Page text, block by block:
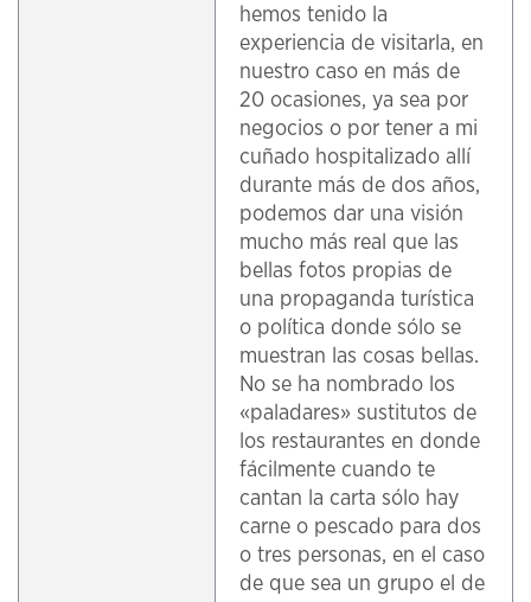
hemos tenido la
experiencia de visitarla, en
nuestro caso en más de
20 ocasiones, ya sea por
negocios o por tener a mi
cuñado hospitalizado allí
durante más de dos años,
podemos dar una visión
mucho más real que las
bellas fotos propias de
una propaganda turística
o política donde sólo se
muestran las cosas bellas.
No se ha nombrado los
«paladares» sustitutos de
los restaurantes en donde
fácilmente cuando te
cantan la carta sólo hay
carne o pescado para dos
o tres personas, en el caso
de que sea un grupo el de